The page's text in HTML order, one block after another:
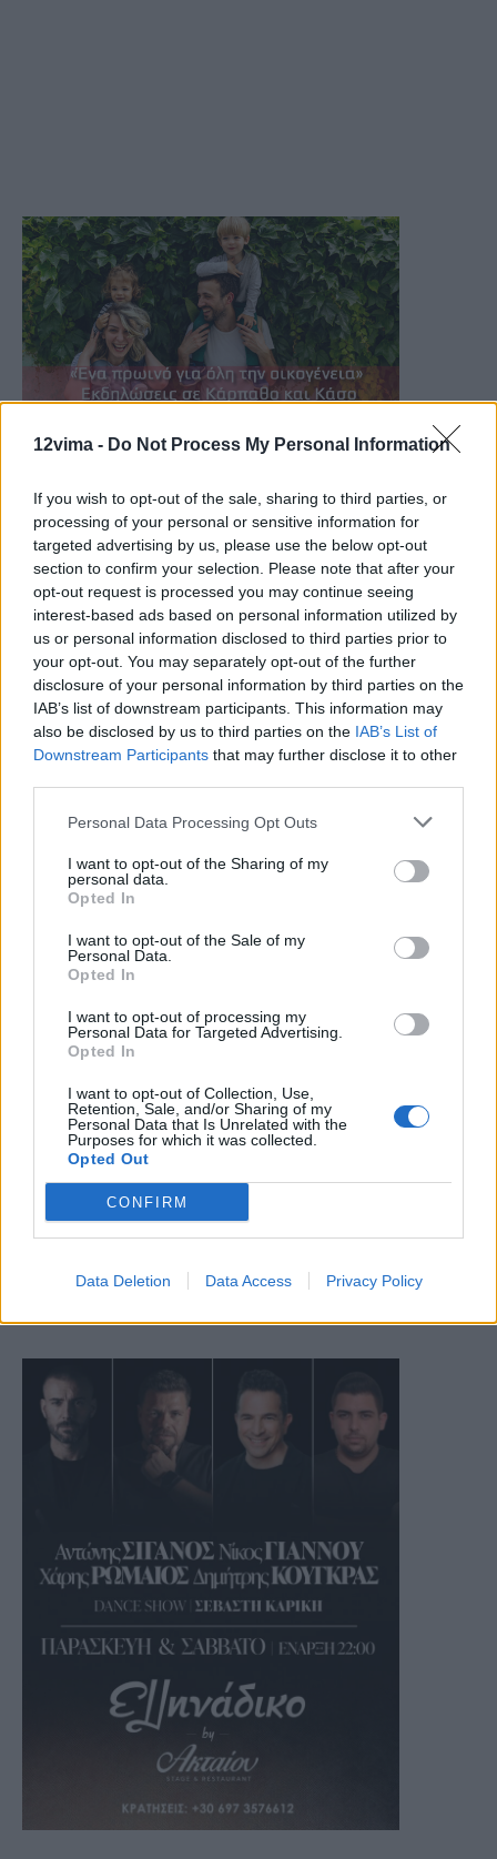
12vima - Do Not Process My Personal Information
If you wish to opt-out of the sale, sharing to third parties, or
processing of your personal or sensitive information for
targeted advertising by us, please use the below opt-out
section to confirm your selection. Please note that after your
opt-out request is processed you may continue seeing
interest-based ads based on personal information utilized by
us or personal information disclosed to third parties prior to
your opt-out. You may separately opt-out of the further
disclosure of your personal information by third parties on the
IAB’s list of downstream participants. This information may
also be disclosed by us to third parties on the IAB’s List of
Downstream Participants that may further disclose it to other
Personal Data Processing Opt Outs
I want to opt-out of the Sharing of my
personal data.
Opted In
I want to opt-out of the Sale of my
Personal Data.
Opted In
I want to opt-out of processing my
Personal Data for Targeted Advertising.
Opted In
I want to opt-out of Collection, Use,
Retention, Sale, and/or Sharing of my
Personal Data that Is Unrelated with the
Purposes for which it was collected.
Opted Out
CONFIRM
Data Deletion Data Access Privacy Policy